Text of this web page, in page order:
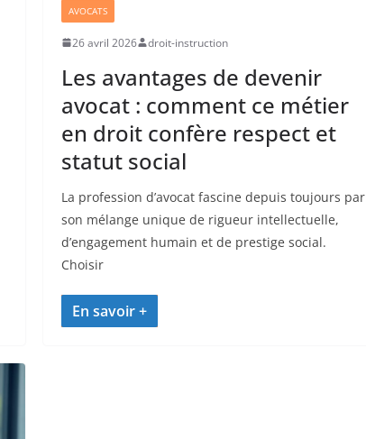
AVOCATS
26 avril 2026 droit-instruction
Les avantages de devenir
avocat : comment ce métier
en droit confère respect et
statut social
La profession d’avocat fascine depuis toujours par
son mélange unique de rigueur intellectuelle,
d’engagement humain et de prestige social.
Choisir